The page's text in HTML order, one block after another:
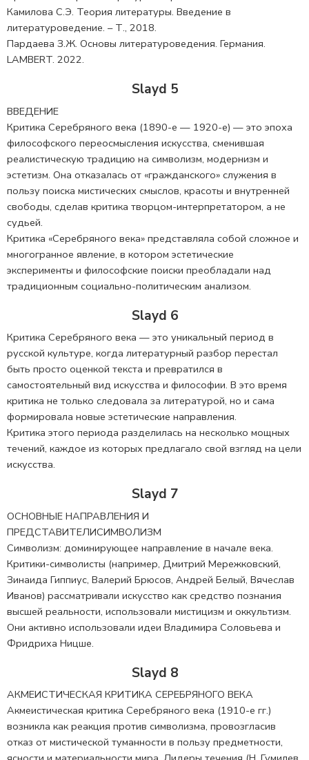
Камилова С.Э. Теория литературы. Введение в
литературоведение. – Т., 2018.
Пардаева З.Ж. Основы литературоведения. Германия.
LAMBERT. 2022.
Slayd 5
ВВЕДЕНИЕ
Критика Серебряного века (1890-е — 1920-е) — это эпоха
философского переосмысления искусства, сменившая
реалистическую традицию на символизм, модернизм и
эстетизм. Она отказалась от «гражданского» служения в
пользу поиска мистических смыслов, красоты и внутренней
свободы, сделав критика творцом-интерпретатором, а не
судьей.
Критика «Серебряного века» представляла собой сложное и
многогранное явление, в котором эстетические
эксперименты и философские поиски преобладали над
традиционным социально-политическим анализом.
Slayd 6
Критика Серебряного века — это уникальный период в
русской культуре, когда литературный разбор перестал
быть просто оценкой текста и превратился в
самостоятельный вид искусства и философии. В это время
критика не только следовала за литературой, но и сама
формировала новые эстетические направления.
Критика этого периода разделилась на несколько мощных
течений, каждое из которых предлагало свой взгляд на цели
искусства.
Slayd 7
ОСНОВНЫЕ НАПРАВЛЕНИЯ И
ПРЕДСТАВИТЕЛИСИМВОЛИЗМ
Символизм: доминирующее направление в начале века.
Критики-символисты (например, Дмитрий Мережковский,
Зинаида Гиппиус, Валерий Брюсов, Андрей Белый, Вячеслав
Иванов) рассматривали искусство как средство познания
высшей реальности, использовали мистицизм и оккультизм.
Они активно использовали идеи Владимира Соловьева и
Фридриха Ницше.
Slayd 8
АКМЕИСТИЧЕСКАЯ КРИТИКА СЕРЕБРЯНОГО ВЕКА
Акмеистическая критика Серебряного века (1910-е гг.)
возникла как реакция против символизма, провозгласив
отказ от мистической туманности в пользу предметности,